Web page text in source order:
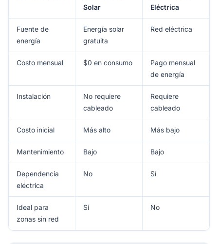
Solar
Eléctrica
Fuente de
energía
Energía solar
gratuita
Red eléctrica
Costo mensual $0 en consumo
Pago mensual
de energía
Instalación
No requiere
cableado
Requiere
cableado
Costo inicial Más alto Más bajo
Mantenimiento Bajo Bajo
Dependencia
eléctrica
No Sí
Ideal para
zonas sin red
Sí No